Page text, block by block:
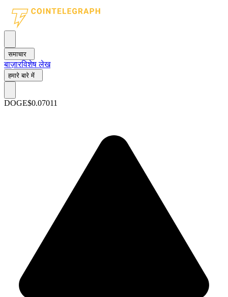
समाचार
बाज़ारविशेष लेख
हमारे बारे में
DOGE$0.07011